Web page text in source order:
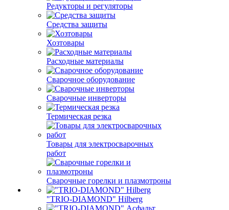
Редукторы и регуляторы
Средства защиты
Хозтовары
Расходные материалы
Сварочное оборудование
Сварочные инверторы
Термическая резка
Товары для электросварочных
работ
Сварочные горелки и плазмотроны
"TRIO-DIAMOND" Hilberg